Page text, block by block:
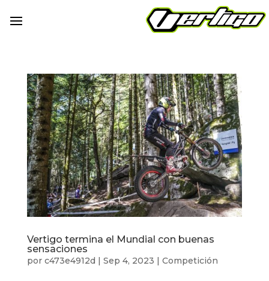
Vertigo termina el Mundial con buenas
sensaciones
por c473e4912d | Sep 4, 2023 | Competición